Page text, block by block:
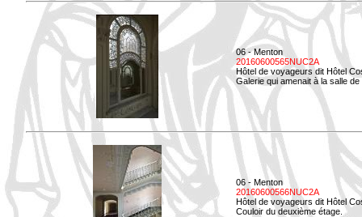
06 - Menton
20160600565NUC2A
Hôtel de voyageurs dit Hôtel
Galerie qui amenait à la salle
06 - Menton
20160600566NUC2A
Hôtel de voyageurs dit Hôtel
Couloir du deuxième étage.